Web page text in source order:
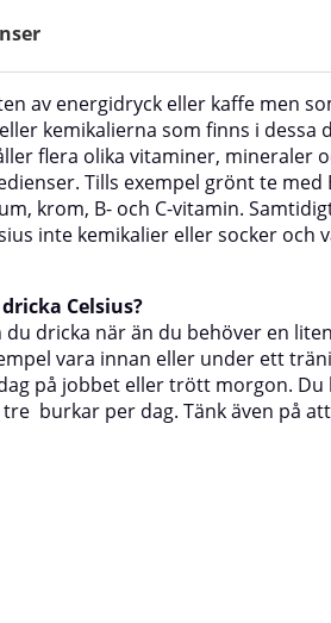
av energidryck eller kaffe men
kemikalierna som finns i dessa
flera olika vitaminer, mineraler
Tills exempel grönt te med
krom, B- och C-vitamin.
inte kemikalier eller socker och
Celsius?
du dricka när än du behöver en
vara innan eller under ett
på jobbet eller trött morgon. Du
tre burkar per dag. Tänk även på